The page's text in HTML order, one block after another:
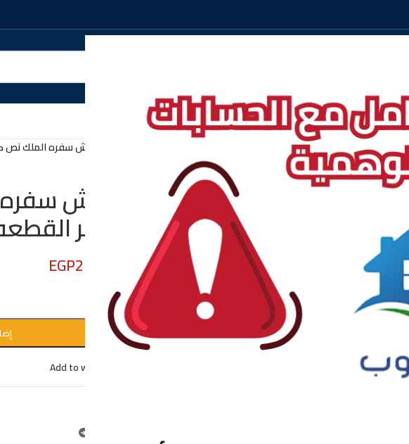
دسته مفرش سفره الملك نص
دسته مفرش سفره
لوكس سعر القطعه
EGP350.00
EGP276.00
Add to wishlist